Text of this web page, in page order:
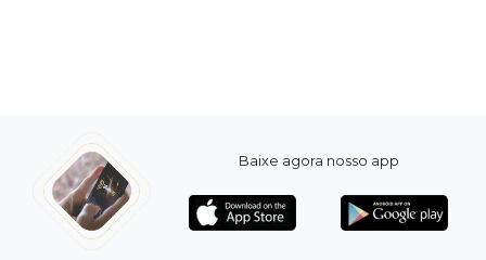
Baixe agora nosso app